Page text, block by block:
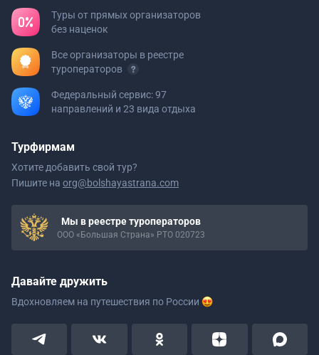
Туры от прямых организаторов
без наценок
Все организаторы в реестре
туроператоров
Федеральный сервис: 97
направлений и 23 вида отдыха
Турфирмам
Хотите добавить свой тур?
Пишите на org@bolshayastrana.com
Мы в реестре туроператоров
ООО «Большая Страна» РТО 020723
Давайте дружить
Вдохновляем на путешествия по России